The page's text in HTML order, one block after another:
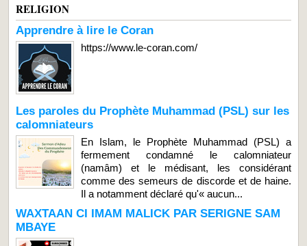
RELIGION
Apprendre à lire le Coran
https://www.le-coran.com/
Les paroles du Prophète Muhammad (PSL) sur les
calomniateurs
En Islam, le Prophète Muhammad (PSL) a
fermement condamné le calomniateur
(namâm) et le médisant, les considérant
comme des semeurs de discorde et de haine.
Il a notamment déclaré qu'« aucun...
WAXTAAN CI IMAM MALICK PAR SERIGNE SAM
MBAYE